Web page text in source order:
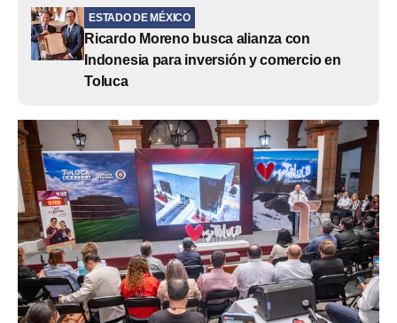
ESTADO DE MÉXICO
Ricardo Moreno busca alianza con
Indonesia para inversión y comercio en
Toluca